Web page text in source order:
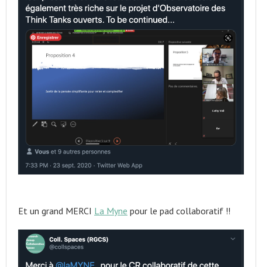
Et un grand MERCI La Myne pour le pad collaboratif !!